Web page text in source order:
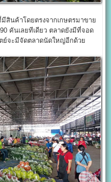
นค้าโดยตรงจากเกษตรมาขาย
คันเลยทีเดียว ตลาดยังมีที่จอด
ย์จะมีจัดตลาดนัดใหญ่อีกด้วย